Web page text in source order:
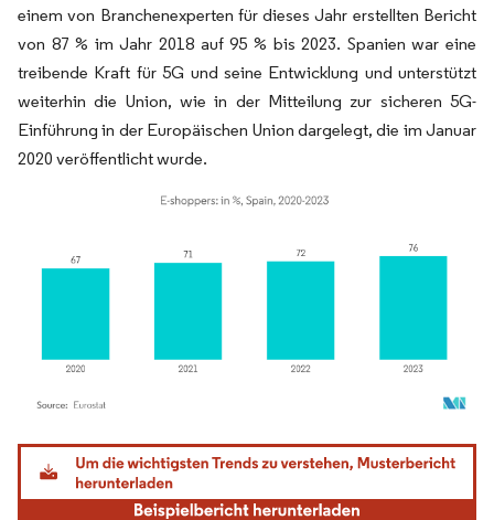
einem von Branchenexperten für dieses Jahr erstellten Bericht
von 87 % im Jahr 2018 auf 95 % bis 2023. Spanien war eine
treibende Kraft für 5G und seine Entwicklung und unterstützt
weiterhin die Union, wie in der Mitteilung zur sicheren 5G-
Einführung in der Europäischen Union dargelegt, die im Januar
2020 veröffentlicht wurde.
Bild © Mordor Intelligence. Wiederverwendung erfordert Namensnennung gemäß